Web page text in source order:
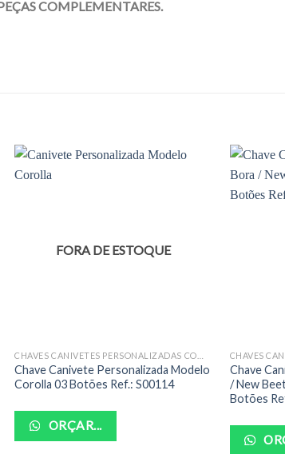
COMPLEMENTARES.
FORA DE ESTOQUE
Chave Canivete Personalizada Modelo
Corolla 03 Botões Ref.: S00114
ORÇAR...
Chave
/ New
Botões